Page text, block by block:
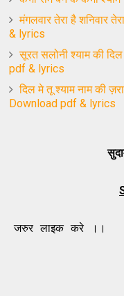
मंगलवार तेरा है शनिवार
& lyrics
सूरत सलोनी श्याम की
pdf & lyrics
दिल मे तू श्याम नाम की
Download pdf & lyrics
करे ।।